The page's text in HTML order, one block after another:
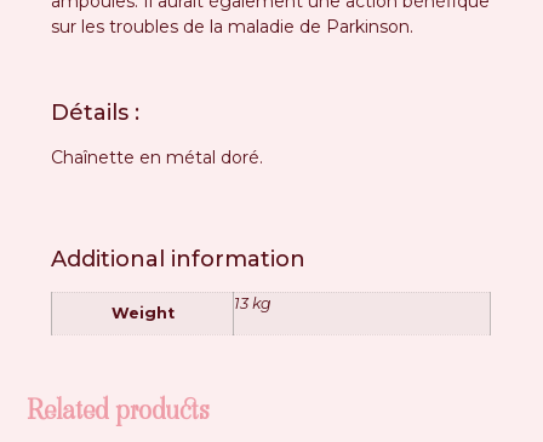
sur les troubles de la maladie de Parkinson.
Détails :
Chaînette en métal doré.
Additional information
Weight
13 kg
Related products